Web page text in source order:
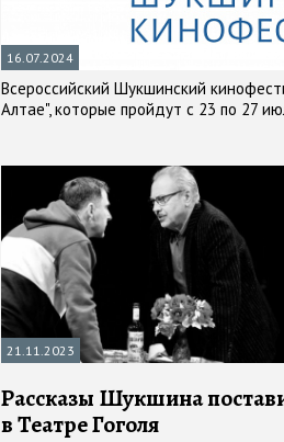
16.07.2024
Всероссийский Шукшинский
Алтае", которые пройдут с 23 по 27
21.11.2023
Рассказы Шукшина
в Театре Гоголя